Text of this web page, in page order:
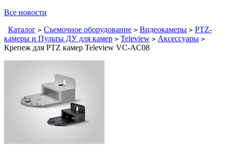
Все новости
Каталог > Съемочное оборудование > Видеокамеры > PTZ-
камеры и Пульты ДУ для камер > Teleview > Аксессуары >
Крепеж для PTZ камер Teleview VC-AC08